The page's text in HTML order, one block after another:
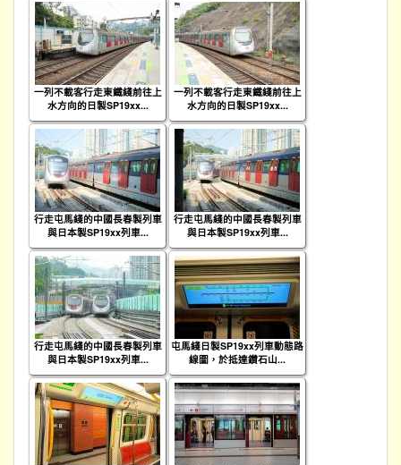
一列不載客行走東鐵綫前往上
水方向的日製SP19xx...
一列不載客行走東鐵綫前往上
水方向的日製SP19xx...
行走屯馬綫的中國長春製列車
與日本製SP19xx列車...
行走屯馬綫的中國長春製列車
與日本製SP19xx列車...
行走屯馬綫的中國長春製列車
與日本製SP19xx列車...
屯馬綫日製SP19xx列車動態路
線圖，於抵達鑽石山...